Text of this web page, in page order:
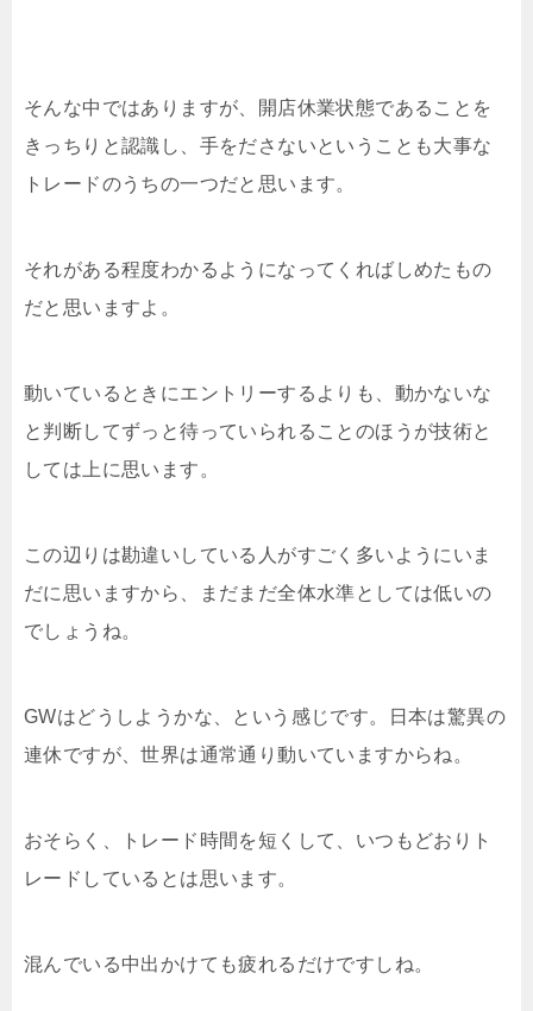
そんな中ではありますが、開店休業状態であることを
きっちりと認識し、手をださないということも大事な
トレードのうちの一つだと思います。
それがある程度わかるようになってくればしめたもの
だと思いますよ。
動いているときにエントリーするよりも、動かないな
と判断してずっと待っていられることのほうが技術と
しては上に思います。
この辺りは勘違いしている人がすごく多いようにいま
だに思いますから、まだまだ全体水準としては低いの
でしょうね。
GWはどうしようかな、という感じです。日本は驚異の
連休ですが、世界は通常通り動いていますからね。
おそらく、トレード時間を短くして、いつもどおりト
レードしているとは思います。
混んでいる中出かけても疲れるだけですしね。